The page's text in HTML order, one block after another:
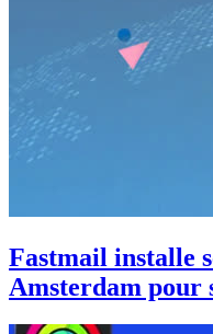
Fastmail installe
Amsterdam pour